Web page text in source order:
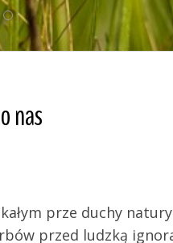
nas
związane z